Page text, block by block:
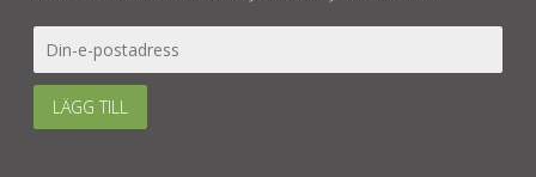
LÄGG TILL